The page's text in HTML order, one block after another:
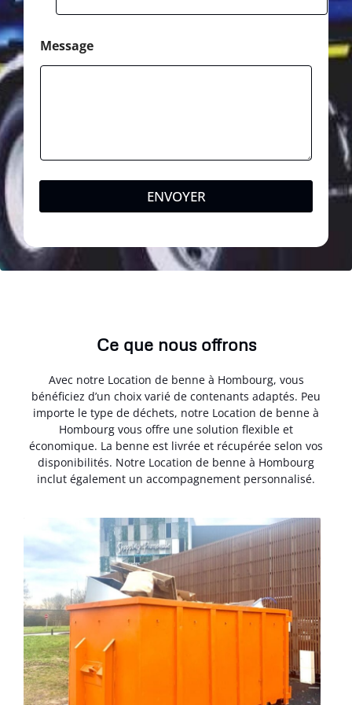
Message
ENVOYER
Ce que nous offrons
Avec notre Location de benne à Hombourg, vous
bénéficiez d’un choix varié de contenants adaptés. Peu
importe le type de déchets, notre Location de benne à
Hombourg vous offre une solution flexible et
économique. La benne est livrée et récupérée selon vos
disponibilités. Notre Location de benne à Hombourg
inclut également un accompagnement personnalisé.